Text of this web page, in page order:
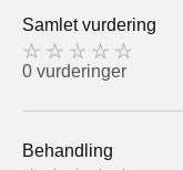
Samlet vurdering
0 vurderinger
Behandling